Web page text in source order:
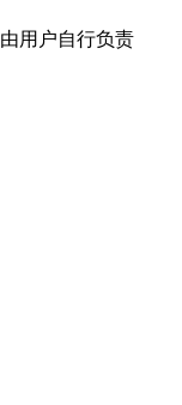
用户自行负责